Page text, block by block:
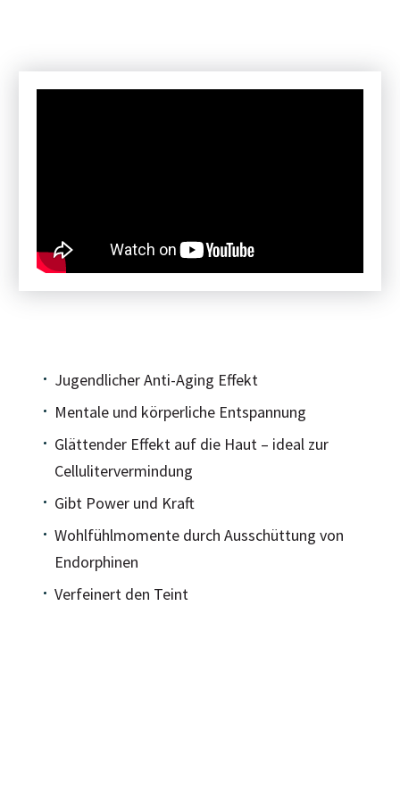
Jugendlicher Anti-Aging Effekt
Mentale und körperliche Entspannung
Glättender Effekt auf die Haut – ideal zur
Cellulitervermindung
Gibt Power und Kraft
Wohlfühlmomente durch Ausschüttung von
Endorphinen
Verfeinert den Teint